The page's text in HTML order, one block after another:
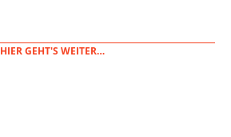
HIER GEHT'S WEITER…